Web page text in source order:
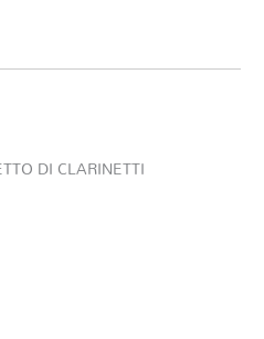
DI CLARINETTI